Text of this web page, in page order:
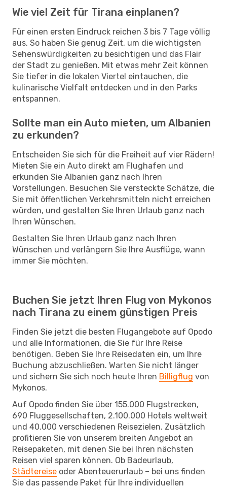
Wie viel Zeit für Tirana einplanen?
Für einen ersten Eindruck reichen 3 bis 7 Tage völlig
aus. So haben Sie genug Zeit, um die wichtigsten
Sehenswürdigkeiten zu besichtigen und das Flair
der Stadt zu genießen. Mit etwas mehr Zeit können
Sie tiefer in die lokalen Viertel eintauchen, die
kulinarische Vielfalt entdecken und in den Parks
entspannen.
Sollte man ein Auto mieten, um Albanien
zu erkunden?
Entscheiden Sie sich für die Freiheit auf vier Rädern!
Mieten Sie ein Auto direkt am Flughafen und
erkunden Sie Albanien ganz nach Ihren
Vorstellungen. Besuchen Sie versteckte Schätze, die
Sie mit öffentlichen Verkehrsmitteln nicht erreichen
würden, und gestalten Sie Ihren Urlaub ganz nach
Ihren Wünschen.
Gestalten Sie Ihren Urlaub ganz nach Ihren
Wünschen und verlängern Sie Ihre Ausflüge, wann
immer Sie möchten.
Buchen Sie jetzt Ihren Flug von Mykonos
nach Tirana zu einem günstigen Preis
Finden Sie jetzt die besten Flugangebote auf Opodo
und alle Informationen, die Sie für Ihre Reise
benötigen. Geben Sie Ihre Reisedaten ein, um Ihre
Buchung abzuschließen. Warten Sie nicht länger
und sichern Sie sich noch heute Ihren Billigflug von
Mykonos.
Auf Opodo finden Sie über 155.000 Flugstrecken,
690 Fluggesellschaften, 2.100.000 Hotels weltweit
und 40.000 verschiedenen Reisezielen. Zusätzlich
profitieren Sie von unserem breiten Angebot an
Reisepaketen, mit denen Sie bei Ihren nächsten
Reisen viel sparen können. Ob Badeurlaub,
Städtereise oder Abenteuerurlaub – bei uns finden
Sie das passende Paket für Ihre individuellen